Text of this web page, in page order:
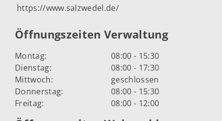
https://www.salzwedel.de/
Öffnungszeiten Verwaltung
Montag:
08:00 - 15:30
Dienstag:
08:00 - 17:30
Mittwoch:
geschlossen
Donnerstag:
08:00 - 15:30
Freitag:
08:00 - 12:00